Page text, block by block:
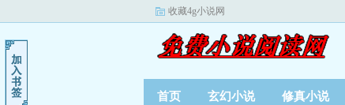
收藏4g小说网
首页 玄幻小说 修真小说